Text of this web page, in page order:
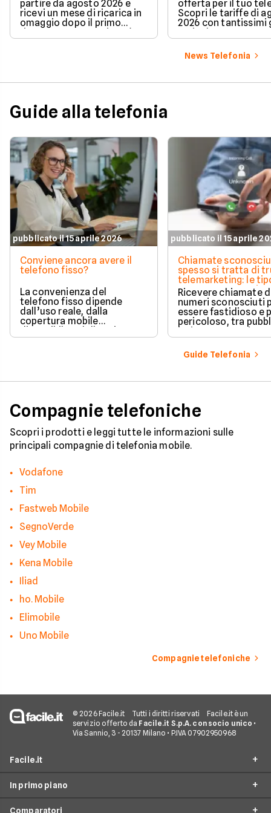
partire da agosto 2026 e
ricevi un mese di ricarica in
omaggio dopo il primo
rinnovo. La promozione è
valida per chi richiede la
modo automatico.
offerta per il tuo
Scopri le tariffe di
2026 con tantissimi
5G incluso.
News Telefonia
Guide alla telefonia
pubblicato il 15 aprile 2026
Conviene ancora avere il
telefono fisso?
La convenienza del
telefono fisso dipende
dall’uso reale, dalla
copertura mobile
disponibile e dalle esigenze
di casa o lavoro.
pubblicato il 15 aprile
Chiamate
spesso si tratta di
telemarketing: le
come proteggersi
Ricevere chiamate
numeri sconosciuti
essere fastidioso e
pericoloso, tra
insistente e veri e
tentativi di truffa.
come il tuo numero
nelle mani dei call
efficaci per
riconoscere i
pericolo e a usare gli
strumenti giusti per
bloccare finalmente
contatti
Guide Telefonia
Compagnie telefoniche
Scopri i prodotti e leggi tutte le informazioni sulle
principali compagnie di telefonia mobile.
Vodafone
Tim
Fastweb Mobile
SegnoVerde
Vey Mobile
Kena Mobile
Iliad
ho. Mobile
Elimobile
Uno Mobile
Compagnie telefoniche
© 2026 Facile.it Tutti i diritti riservati
Facile.it è un
servizio offerto da Facile.it S.p.A. con socio unico •
Via Sannio, 3 - 20137 Milano • P.IVA 07902950968
Facile.it
Assicurazioni
In primo piano
Comparatori